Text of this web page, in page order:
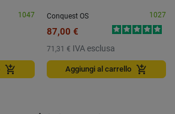
1047
add_shopping_cart
Conquest OS 1027
87,00 €
71,31 € IVA esclusa
Aggiungi al carrello add_shopping_cart